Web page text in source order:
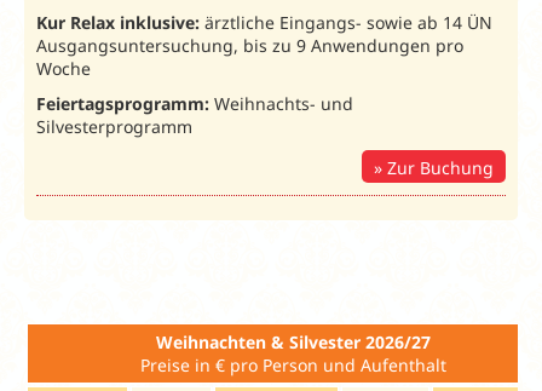
Kur Relax inklusive: ärztliche Eingangs- sowie ab 14 ÜN
Ausgangsuntersuchung, bis zu 9 Anwendungen pro
Woche
Feiertagsprogramm: Weihnachts- und
Silvesterprogramm
Zur Buchung
Standard
EZS 1 679 579
DZ
Komfort
EZ
649
Apartment AP2 2 739 639
Weihnachten & Silvester 2026/27
Preise in € pro Person und Aufenthalt